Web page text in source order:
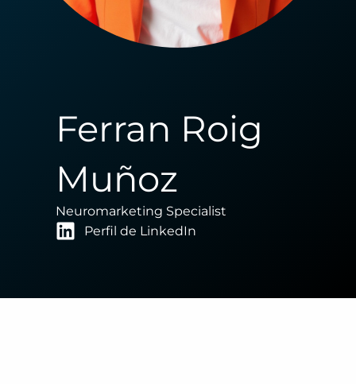
Ferran Roig
Muñoz
Neuromarketing Specialist
Perfil de LinkedIn